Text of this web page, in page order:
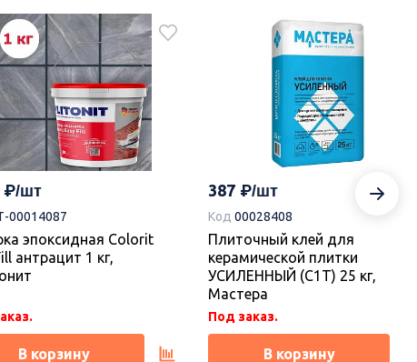
00020821
00-00110185 Castle
20,1х50,5, Azori (Азори)
В корзину
УТ-00021754
Декор 00-00110183 Castle
20,1х50,5, Azori (Азори)
Под заказ.
В корзину
00014087
эпоксидная Colorit
антрацит 1 кг,
В корзину
387
Код 00028408
Плиточный клей для
керамической плитки
УСИЛЕННЫЙ (С1Т) 25 кг,
Мастера
Под заказ.
В корзину